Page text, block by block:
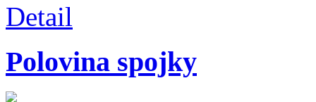
Detail
Polovina spojky